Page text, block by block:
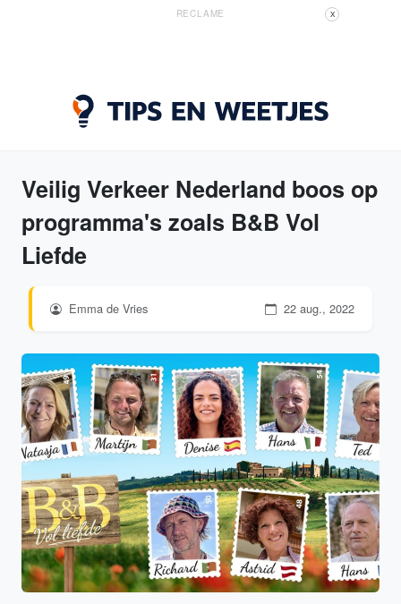
RECLAME X
Veilig Verkeer Nederland boos op
programma's zoals B&B Vol
Liefde
Emma de Vries 22 aug., 2022